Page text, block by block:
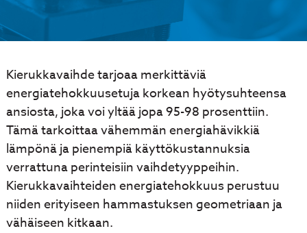
Kierukkavaihde tarjoaa merkittäviä
energiatehokkuusetuja korkean hyötysuhteensa
ansiosta, joka voi yltää jopa 95-98 prosenttiin.
Tämä tarkoittaa vähemmän energiahävikkiä
lämpönä ja pienempiä käyttökustannuksia
verrattuna perinteisiin vaihdetyyppeihin.
Kierukkavaihteiden energiatehokkuus perustuu
niiden erityiseen hammastuksen geometriaan ja
vähäiseen kitkaan.